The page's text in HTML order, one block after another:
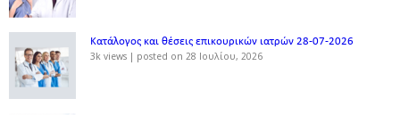
Κατάλογος και θέσεις επικουρικών ιατρών 28-07-2026
3k views | posted on 28 Ιουλίου, 2026